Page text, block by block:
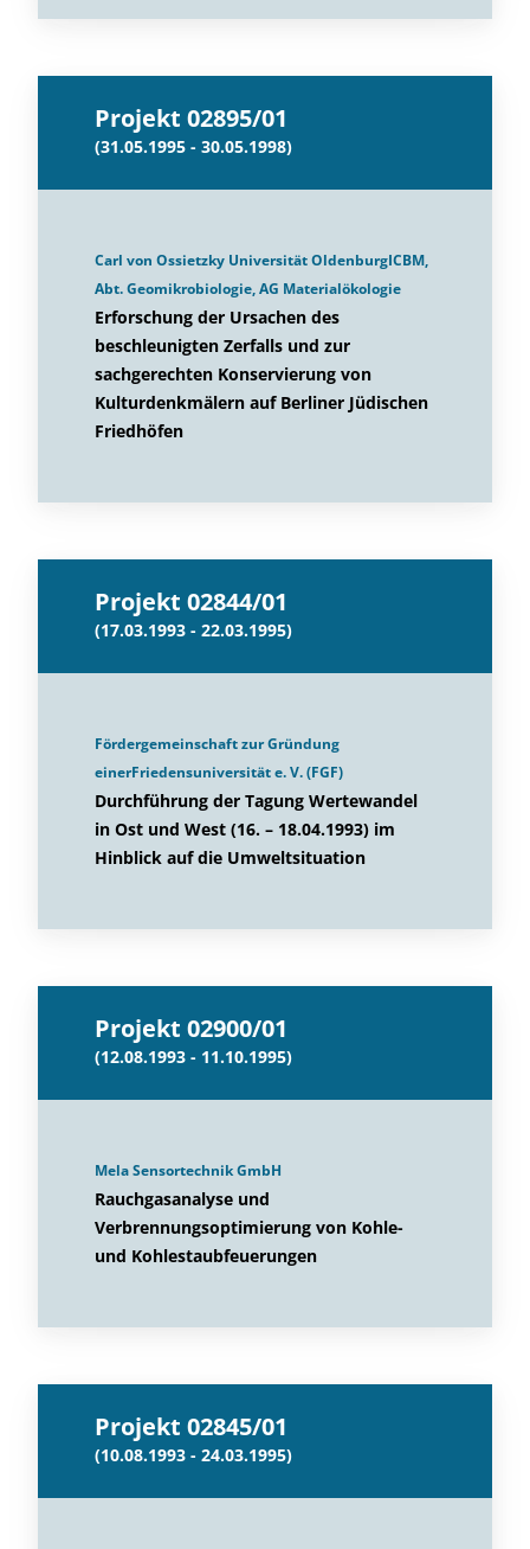
Projekt 02895/01
(31.05.1995 - 30.05.1998)
Carl von Ossietzky Universität OldenburgICBM,
Abt. Geomikrobiologie, AG Materialökologie
Erforschung der Ursachen des
beschleunigten Zerfalls und zur
sachgerechten Konservierung von
Kulturdenkmälern auf Berliner Jüdischen
Friedhöfen
Projekt 02844/01
(17.03.1993 - 22.03.1995)
Fördergemeinschaft zur Gründung
einerFriedensuniversität e. V. (FGF)
Durchführung der Tagung Wertewandel
in Ost und West (16. – 18.04.1993) im
Hinblick auf die Umweltsituation
Projekt 02900/01
(12.08.1993 - 11.10.1995)
Mela Sensortechnik GmbH
Rauchgasanalyse und
Verbrennungsoptimierung von Kohle-
und Kohlestaubfeuerungen
Projekt 02845/01
(10.08.1993 - 24.03.1995)